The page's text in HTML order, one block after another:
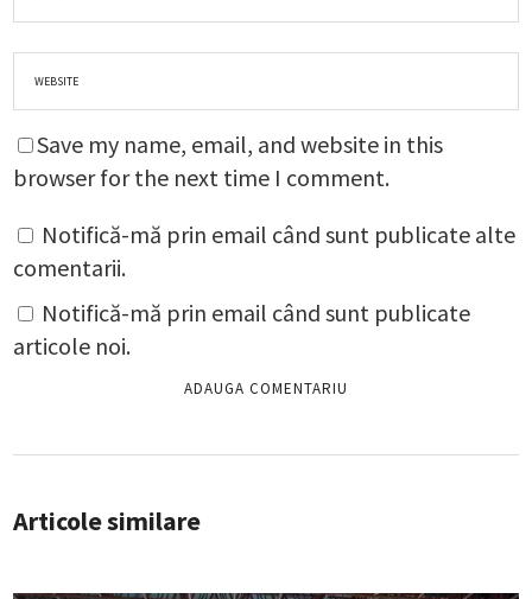
Save my name, email, and website in this
browser for the next time I comment.
Notifică-mă prin email când sunt publicate alte
comentarii.
Notifică-mă prin email când sunt publicate
articole noi.
Articole similare